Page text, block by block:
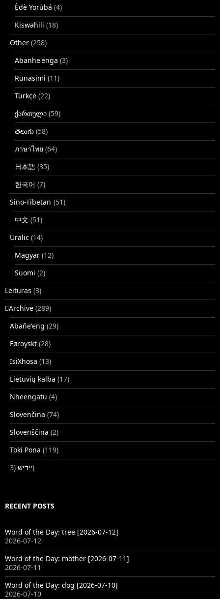
Èdè Yorùbá (4)
Kiswahili (18)
Other (258)
Abanhe'enga (3)
Runasimi (11)
Türkçe (22)
ქართული (59)
తెలుగు (58)
ภาษาไทย (64)
日本語 (35)
한국어 (7)
Sino-Tibetan (51)
中文 (51)
Uralic (14)
Magyar (12)
Suomi (2)
Leituras (3)
􏿽Archive (289)
Abañe'eng (29)
Føroyskt (28)
IsiXhosa (13)
Lietuvių kalba (17)
Nheengatu (4)
Slovenčina (74)
Slovenščina (2)
Toki Pona (119)
ייִדיש(3)
RECENT POSTS
Word of the Day: tree [2026-07-12]
2026-07-12
Word of the Day: mother [2026-07-11]
2026-07-11
Word of the Day: dog [2026-07-10]
2026-07-10